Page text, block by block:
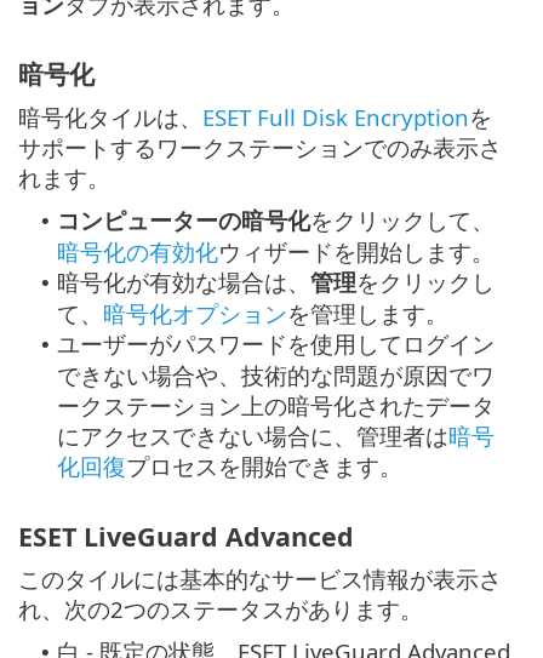
暗号化
暗号化タイルは、 ESET Full Disk Encryptionを
サポートするワークステーションでのみ表示さ
れます。
• コンピューターの暗号化をクリックして、
暗号化の有効化ウィザードを開始します。
• 暗号化が有効な場合は、 管理をクリックし
て、 暗号化オプションを管理します。
• ユーザーがパスワードを使用してログイン
できない場合や、技術的な問題が原因でワ
ークステーション上の暗号化されたデータ
にアクセスできない場合に、管理者は暗号
化回復プロセスを開始できます。
ESET LiveGuard Advanced
このタイルには基本的なサービス情報が表示さ
れ、次の2つのステータスがあります。
• 白 - 既定の状態。ESET LiveGuard Advanced